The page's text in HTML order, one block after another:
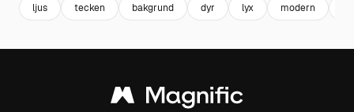
ljus tecken bakgrund dyr lyx modern